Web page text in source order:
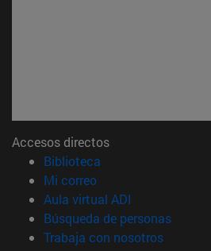
Accesos directos
Biblioteca
Mi correo(abre en nueva
Aula virtual ADI
Búsqueda de personas(abre
Trabaja con nosotros(abre en